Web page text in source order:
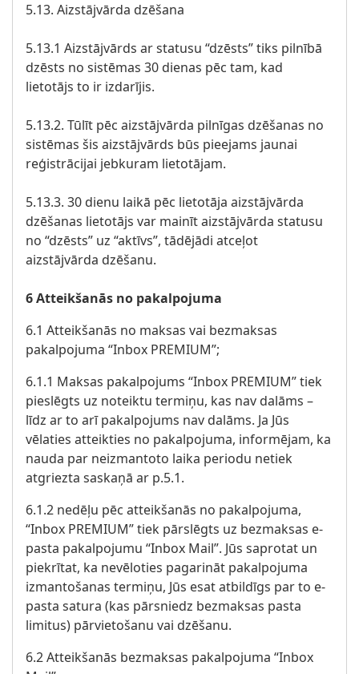
5.13. Aizstājvārda dzēšana
5.13.1 Aizstājvārds ar statusu “dzēsts” tiks pilnībā
dzēsts no sistēmas 30 dienas pēc tam, kad
lietotājs to ir izdarījis.
5.13.2. Tūlīt pēc aizstājvārda pilnīgas dzēšanas no
sistēmas šis aizstājvārds būs pieejams jaunai
reģistrācijai jebkuram lietotājam.
5.13.3. 30 dienu laikā pēc lietotāja aizstājvārda
dzēšanas lietotājs var mainīt aizstājvārda statusu
no “dzēsts” uz “aktīvs”, tādējādi atceļot
aizstājvārda dzēšanu.
6 Atteikšanās no pakalpojuma
6.1 Atteikšanās no maksas vai bezmaksas
pakalpojuma “Inbox PREMIUM”;
6.1.1 Maksas pakalpojums “Inbox PREMIUM” tiek
pieslēgts uz noteiktu termiņu, kas nav dalāms –
līdz ar to arī pakalpojums nav dalāms. Ja Jūs
vēlaties atteikties no pakalpojuma, informējam, ka
nauda par neizmantoto laika periodu netiek
atgriezta saskaņā ar p.5.1.
6.1.2 nedēļu pēc atteikšanās no pakalpojuma,
“Inbox PREMIUM” tiek pārslēgts uz bezmaksas e-
pasta pakalpojumu “Inbox Mail”. Jūs saprotat un
piekrītat, ka nevēloties pagarināt pakalpojuma
izmantošanas termiņu, Jūs esat atbildīgs par to e-
pasta satura (kas pārsniedz bezmaksas pasta
limitus) pārvietošanu vai dzēšanu.
6.2 Atteikšanās bezmaksas pakalpojuma “Inbox